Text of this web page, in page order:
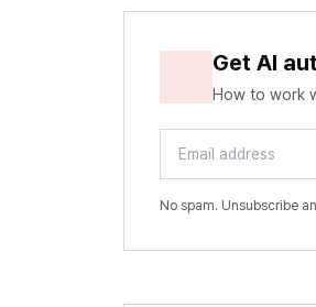
Get AI
How to work
No spam. Unsubscribe